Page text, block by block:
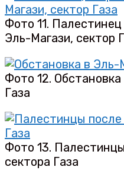
Фото 11.
Эль-Магази, сектор
Фото 12.
Газа
Фото 13.
сектора Газа